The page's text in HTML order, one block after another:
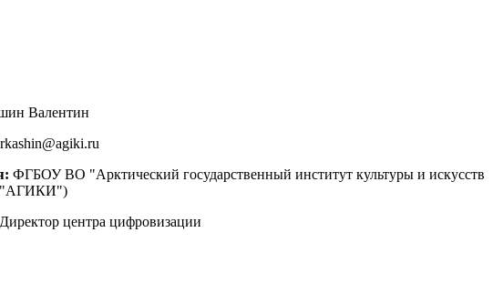
Валентин
ФГБОУ ВО "Арктический государственный институт культуры и искусств
Директор центра цифровизации